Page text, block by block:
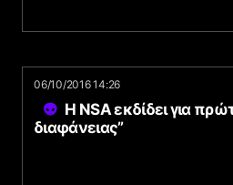
06/10/2016 14:26
Η NSA εκδίδει για
διαφάνειας”